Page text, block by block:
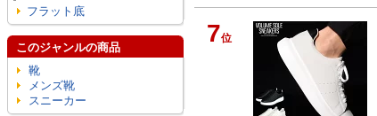
7位
フラット底
このジャンルの商品
靴
メンズ靴
スニーカー